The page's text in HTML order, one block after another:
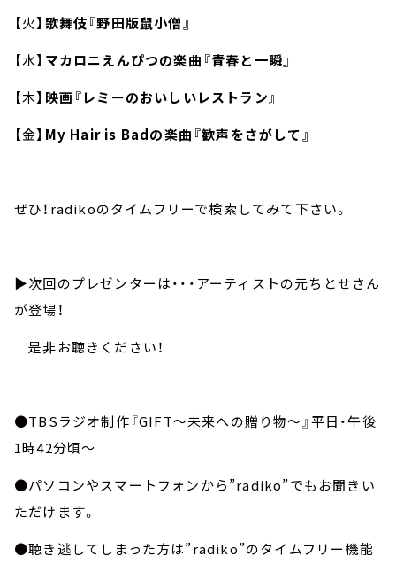
【火】 歌舞伎『野田版鼠小僧』
【水】 マカロニえんぴつの楽曲『青春と一瞬』
【木】 映画『レミーのおいしいレストラン』
【金】 My Hair is Badの楽曲『歓声をさがして』
ぜひ！radikoのタイムフリーで検索してみて下さい。
▶︎次回のプレゼンターは・・・アーティストの元ちとせさん
が登場！
是非お聴きください！
●TBSラジオ制作『GIFT～未来への贈り物～』平日・午後
1時42分頃～
●パソコンやスマートフォンから”radiko”でもお聞きい
ただけます。
●聴き逃してしまった方は”radiko”のタイムフリー機能